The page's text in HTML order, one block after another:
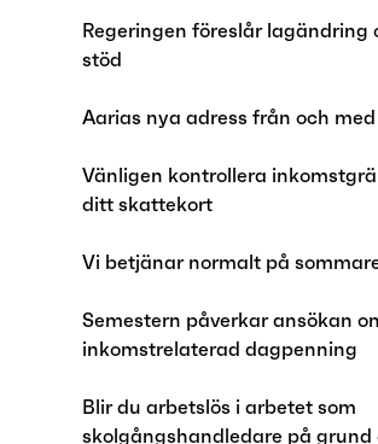
Regeringen föreslår lagändring
stöd
Aarias nya adress från och med
Vänligen kontrollera
ditt skattekort
Vi betjänar normalt på
Semestern påverkar ansökan
inkomstrelaterad dagpenning
Blir du arbetslös i arbetet som
skolgångshandledare på grund